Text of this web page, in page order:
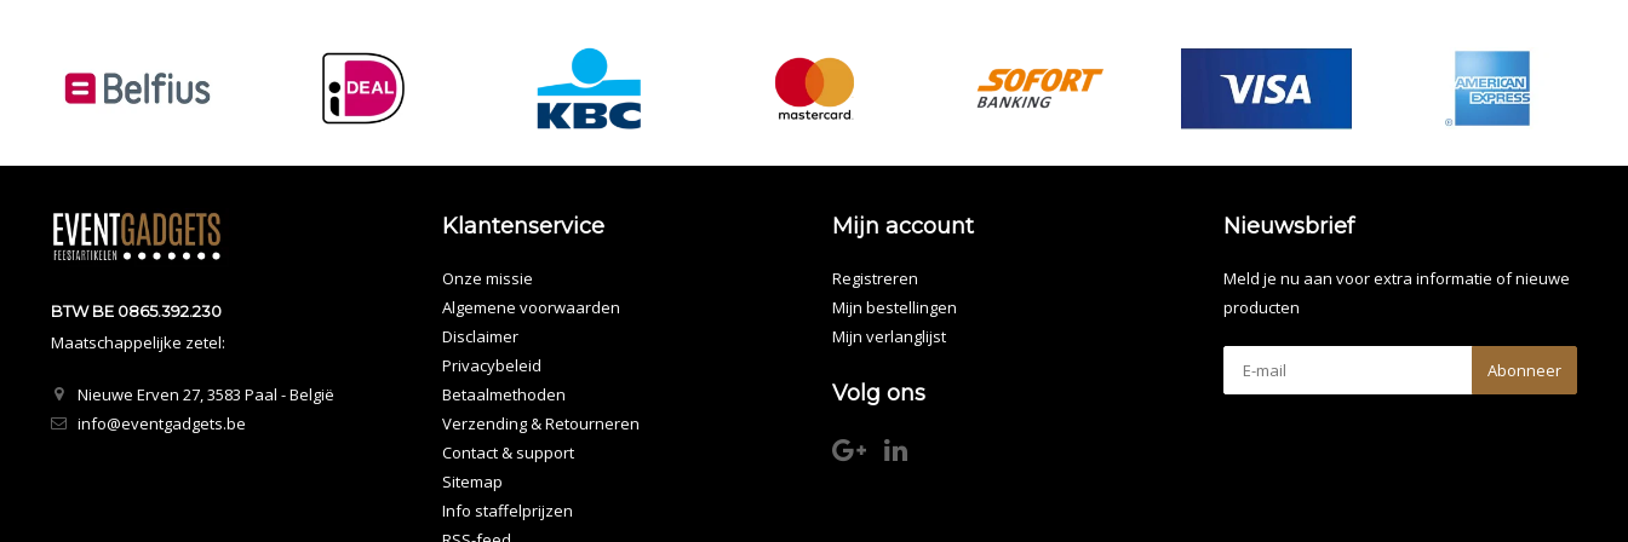
BTW BE 0865.392.230
Maatschappelijke zetel:
Nieuwe Erven 27, 3583 Paal - België
info@eventgadgets.be
Klantenservice
Onze missie
Algemene voorwaarden
Disclaimer
Privacybeleid
Betaalmethoden
Verzending & Retourneren
Contact & support
Sitemap
Info staffelprijzen
Mijn account
Registreren
Mijn bestellingen
Mijn verlanglijst
Volg ons
Nieuwsbrief
Meld je nu aan voor extra informatie of nieuwe
producten
Abonneer